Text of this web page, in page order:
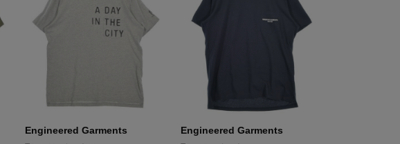
Engineered Garments Engineered Garments